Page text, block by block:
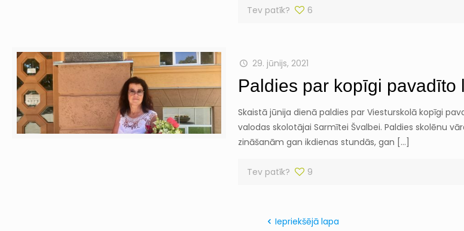
Tev patīk? 6
29. jūnijs, 2021
Paldies par kopīgi pavadīto
Skaistā jūnija dienā paldies par Viesturskolā kopīgi
valodas skolotājai Sarmītei Švalbei. Paldies skolēnu
zināšanām gan ikdienas stundās, gan […]
Tev patīk? 9
Iepriekšējā lapa